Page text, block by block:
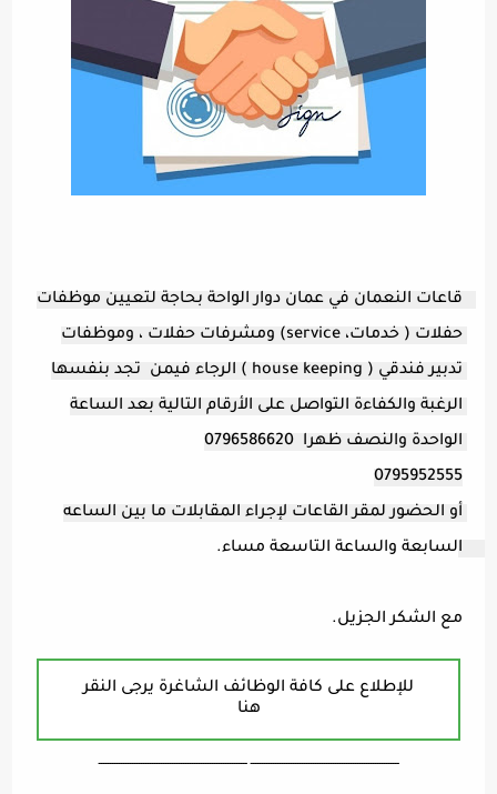
الواحدة والنصف ظهرا  0796586620
0795952555
السابعة والساعة التاسعة مساء.
مع الشكر الجزيل.
للإطلاع على كافة الوظائف الشاغرة يرجى النقر
هنا
ـــــــــــــــــــــــــــــــــــــــــــــــــــــــــــــــــــ ـــــــــــــــــــــــــــــــــــــــــــــــــــــــــــــــــــ